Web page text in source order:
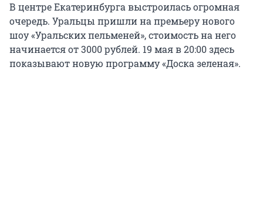
В центре Екатеринбурга выстроилась огромная
очередь. Уральцы пришли на премьеру нового
шоу «Уральских пельменей», стоимость на него
начинается от 3000 рублей. 19 мая в 20:00 здесь
показывают новую программу «Доска зеленая».